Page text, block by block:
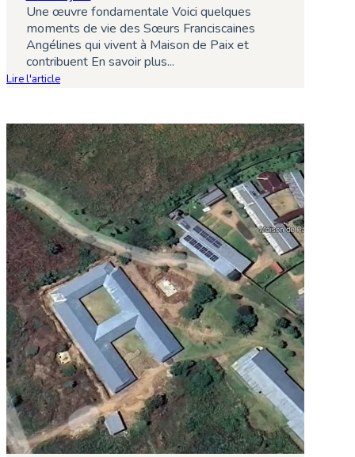
Une œuvre fondamentale Voici quelques
moments de vie des Sœurs Franciscaines
Angélines qui vivent à Maison de Paix et
contribuent En savoir plus...
Lire l'article